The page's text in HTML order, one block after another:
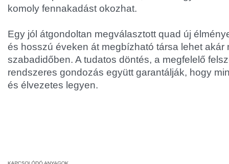
komoly fennakadást okozhat.
Egy jól átgondoltan megválasztott quad új
és hosszú éveken át megbízható társa lehet akár
szabadidőben. A tudatos döntés, a megfelelő
rendszeres gondozás együtt garantálják, hogy
és élvezetes legyen.